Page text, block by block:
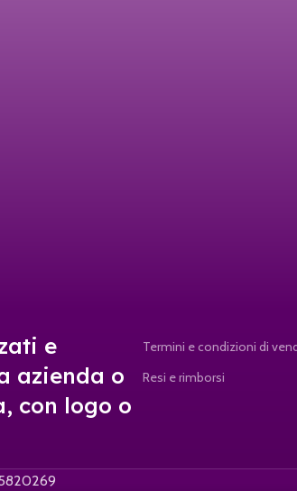
e
azienda o
con logo o
Termini e condizioni di
Resi e rimborsi